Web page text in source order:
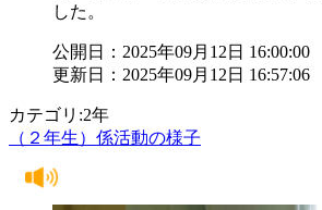
した。
公開日：2025年09月12日 16:00:00
更新日：2025年09月12日 16:57:06
カテゴリ:2年
（２年生）係活動の様子